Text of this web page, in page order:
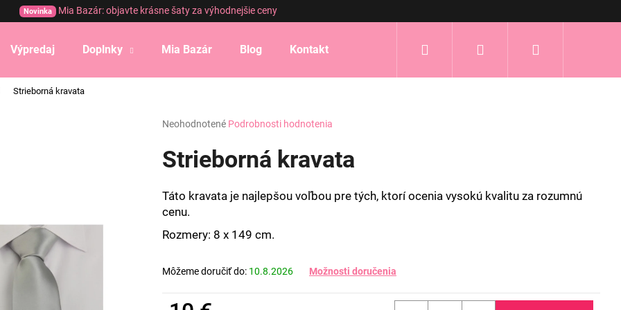
Novinka Mia Bazár: objavte krásne šaty za výhodnejšie ceny
Výpredaj Doplnky Mia Bazár Blog Kontakt Prihlásenie
Strieborná kravata
Priemerné
produktu
je
5
hviezdičiek.
Neohodnotené Podrobnosti hodnotenia
Strieborná kravata
Táto kravata je najlepšou voľbou pre tých, ktorí ocenia vysokú kvalitu za rozumnú
cenu.
Rozmery: 8 x 149 cm.
Môžeme doručiť do: 10.8.2026 Možnosti doručenia
Čo potrebujete nájsť?
HĽADAŤ